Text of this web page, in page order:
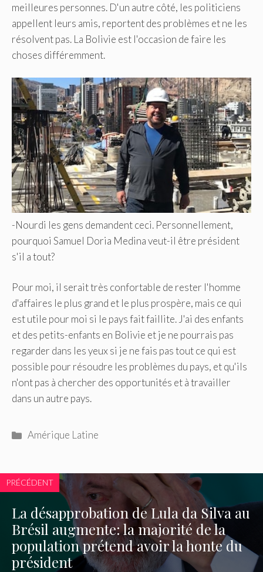
meilleures personnes. D'un autre côté, les politiciens
appellent leurs amis, reportent des problèmes et ne les
résolvent pas. La Bolivie est l'occasion de faire les
choses différemment.
-Nourdi les gens demandent ceci. Personnellement,
pourquoi Samuel Doria Medina veut-il être président
s'il a tout?
Pour moi, il serait très confortable de rester l'homme
d'affaires le plus grand et le plus prospère, mais ce qui
est utile pour moi si le pays fait faillite. J'ai des enfants
et des petits-enfants en Bolivie et je ne pourrais pas
regarder dans les yeux si je ne fais pas tout ce qui est
possible pour résoudre les problèmes du pays, et qu'ils
n'ont pas à chercher des opportunités et à travailler
dans un autre pays.
Catégories
Amérique Latine
PRÉCÉDENT
La désapprobation de Lula da Silva au
Brésil augmente: la majorité de la
population prétend avoir la honte du
président